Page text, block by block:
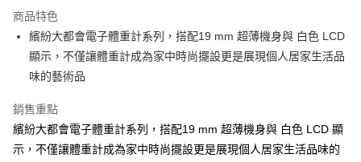
悠遊付
ATM付款
運送方式
宅配
每筆NT$100，滿NT$1,000(含以上)免運費
商品特色
繽紛大都會電子體重計系列，搭配19 mm 超薄機身與 白色 LCD
顯示，不僅讓體重計成為家中時尚擺設更是展現個人居家生活品
味的藝術品
銷售重點
繽紛大都會電子體重計系列，搭配19 mm 超薄機身與 白色 LCD 顯
示，不僅讓體重計成為家中時尚擺設更是展現個人居家生活品味的